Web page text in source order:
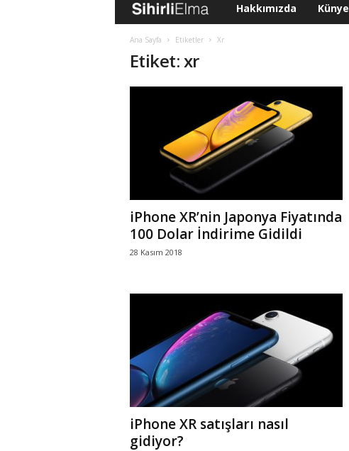
r
E
a
Hakkımızda Künye
Ana Sayfa Etiketler Xr
Etiket: xr
iPhone XR’nin Japonya Fiyatında
100 Dolar İndirime Gidildi
28 Kasım 2018
iPhone XR satışları nasıl
gidiyor?